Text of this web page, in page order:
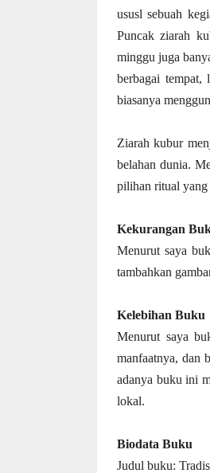
ususl sebuah
Puncak ziarah
minggu juga
berbagai tempat,
biasanya
Ziarah kubur
belahan dunia.
pilihan ritual yang
Kekurangan
Menurut saya
tambahkan
Kelebihan Buku
Menurut saya
manfaatnya, dan
adanya buku ini
lokal.
Biodata Buku
Judul buku: